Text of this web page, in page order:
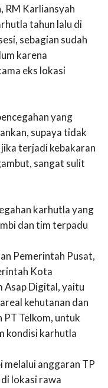
RM Karliansyah
tahun lalu di
sebagian sudah
karena
eks lokasi
yang
supaya tidak
terjadi kebakaran
sangat sulit
karhutla yang
dan tim terpadu
Pemerintah Pusat,
Kota
Asap Digital, yaitu
kehutanan dan
PT Telkom, untuk
kondisi karhutla
melalui anggaran TP
lokasi rawa